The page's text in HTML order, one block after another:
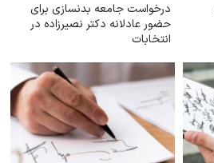
درخواست جامعه بدنسازی برای
حضور عادلانه دکتر نصیرزاده در
انتخابات